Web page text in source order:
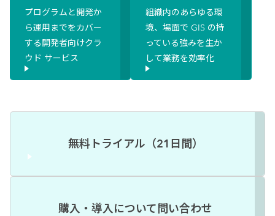
プログラムと開発か
ら運用までをカバー
する開発者向けクラ
ウド サービス
組織内のあらゆる環
境、場面で GIS の持
っている強みを生か
して業務を効率化
無料トライアル（21日間）
購入・導入について問い合わせ